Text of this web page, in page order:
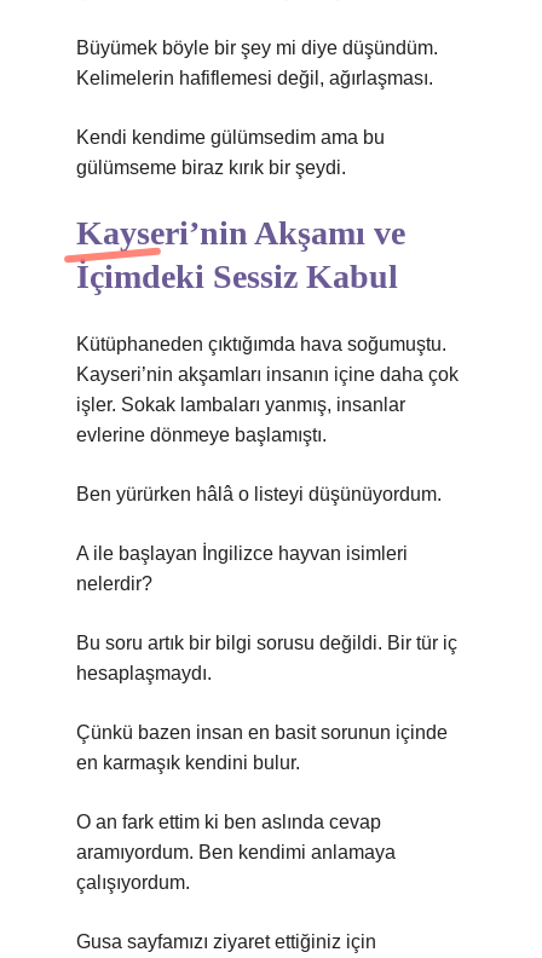
Büyümek böyle bir şey mi diye düşündüm.
Kelimelerin hafiflemesi değil, ağırlaşması.
Kendi kendime gülümsedim ama bu
gülümseme biraz kırık bir şeydi.
Kayseri’nin Akşamı ve
İçimdeki Sessiz Kabul
Kütüphaneden çıktığımda hava soğumuştu.
Kayseri’nin akşamları insanın içine daha çok
işler. Sokak lambaları yanmış, insanlar
evlerine dönmeye başlamıştı.
Ben yürürken hâlâ o listeyi düşünüyordum.
A ile başlayan İngilizce hayvan isimleri
nelerdir?
Bu soru artık bir bilgi sorusu değildi. Bir tür iç
hesaplaşmaydı.
Çünkü bazen insan en basit sorunun içinde
en karmaşık kendini bulur.
O an fark ettim ki ben aslında cevap
aramıyordum. Ben kendimi anlamaya
çalışıyordum.
Gusa sayfamızı ziyaret ettiğiniz için